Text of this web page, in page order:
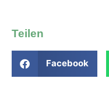
Teilen
Facebook